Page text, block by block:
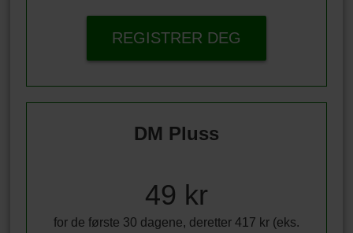
REGISTRER DEG
DM Pluss
49 kr
for de første 30 dagene, deretter 417 kr (eks.